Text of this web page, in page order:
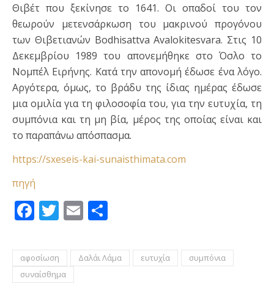
Θιβέτ που ξεκίνησε το 1641. Οι οπαδοί του τον
θεωρούν μετενσάρκωση του μακρινού προγόνου
των Θιβετιανών Bodhisattva Avalokitesvara. Στις 10
Δεκεμβρίου 1989 του απονεμήθηκε στο Όσλο το
Νομπέλ Ειρήνης. Κατά την απονομή έδωσε ένα λόγο.
Αργότερα, όμως, το βράδυ της ίδιας ημέρας έδωσε
μια ομιλία για τη φιλοσοφία του, για την ευτυχία, τη
συμπόνια και τη μη βία, μέρος της οποίας είναι και
το παραπάνω απόσπασμα.
https://sxeseis-kai-sunaisthimata.com
πηγή
Facebook
Twitter
Email
αφοσίωση Δαλάι Λάμα ευτυχία
συμπόνια
συναίσθημα